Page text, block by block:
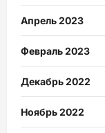
Апрель 2023
Февраль 2023
Декабрь 2022
Ноябрь 2022